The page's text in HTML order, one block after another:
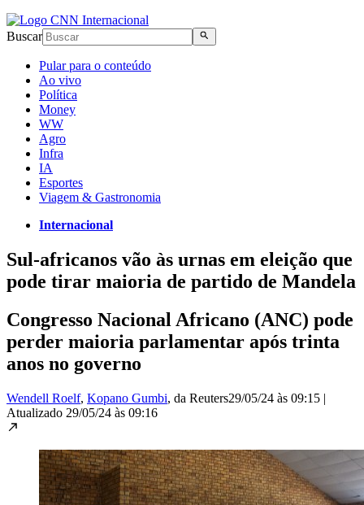
Buscar
Pular para o conteúdo
Ao vivo
Política
Money
WW
Agro
Infra
IA
Esportes
Viagem & Gastronomia
Internacional
Sul-africanos vão às urnas em eleição que
pode tirar maioria de partido de Mandela
Congresso Nacional Africano (ANC) pode
perder maioria parlamentar após trinta
anos no governo
Wendell Roelf, Kopano Gumbi, da Reuters29/05/24 às 09:15 |
Atualizado 29/05/24 às 09:16